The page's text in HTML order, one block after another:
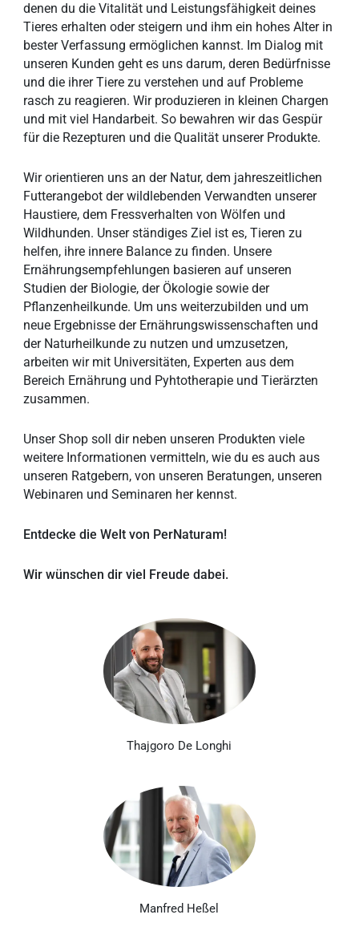
denen du die Vitalität und Leistungsfähigkeit deines
Tieres erhalten oder steigern und ihm ein hohes Alter in
bester Verfassung ermöglichen kannst. Im Dialog mit
unseren Kunden geht es uns darum, deren Bedürfnisse
und die ihrer Tiere zu verstehen und auf Probleme
rasch zu reagieren. Wir produzieren in kleinen Chargen
und mit viel Handarbeit. So bewahren wir das Gespür
für die Rezepturen und die Qualität unserer Produkte.
Wir orientieren uns an der Natur, dem jahreszeitlichen
Futterangebot der wildlebenden Verwandten unserer
Haustiere, dem Fressverhalten von Wölfen und
Wildhunden. Unser ständiges Ziel ist es, Tieren zu
helfen, ihre innere Balance zu finden. Unsere
Ernährungsempfehlungen basieren auf unseren
Studien der Biologie, der Ökologie sowie der
Pflanzenheilkunde. Um uns weiterzubilden und um
neue Ergebnisse der Ernährungswissenschaften und
der Naturheilkunde zu nutzen und umzusetzen,
arbeiten wir mit Universitäten, Experten aus dem
Bereich Ernährung und Pyhtotherapie und Tierärzten
zusammen.
Unser Shop soll dir neben unseren Produkten viele
weitere Informationen vermitteln, wie du es auch aus
unseren Ratgebern, von unseren Beratungen, unseren
Webinaren und Seminaren her kennst.
Entdecke die Welt von PerNaturam!
Wir wünschen dir viel Freude dabei.
Thajgoro De Longhi
Manfred Heßel